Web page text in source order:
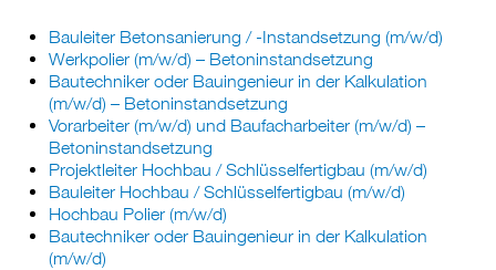
Bauleiter Betonsanierung / -Instandsetzung (m/w/d)
Werkpolier (m/w/d) – Betoninstandsetzung
Bautechniker oder Bauingenieur in der Kalkulation
(m/w/d) – Betoninstandsetzung
Vorarbeiter (m/w/d) und Baufacharbeiter (m/w/d) –
Betoninstandsetzung
Projektleiter Hochbau / Schlüsselfertigbau (m/w/d)
Bauleiter Hochbau / Schlüsselfertigbau (m/w/d)
Hochbau Polier (m/w/d)
Bautechniker oder Bauingenieur in der Kalkulation
(m/w/d)